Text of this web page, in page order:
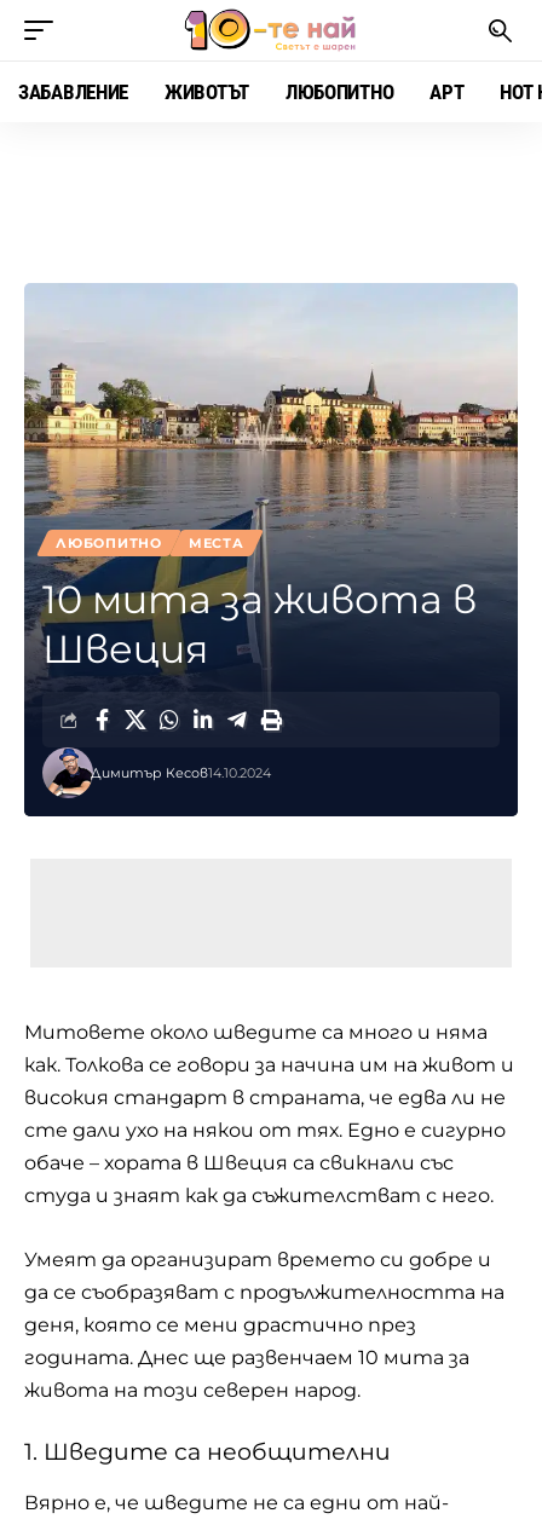
ЗАБАВЛЕНИЕ ЖИВОТЪТ ЛЮБОПИТНО АРТ HOT
ЛЮБОПИТНО МЕСТА
10 мита за живота в
Швеция
Димитър Кесов14.10.2024
Митовете около шведите са много и няма
как. Толкова се говори за начина им на живот и
високия стандарт в страната, че едва ли не
сте дали ухо на някои от тях. Едно е сигурно
обаче – хората в Швеция са свикнали със
студа и знаят как да съжителстват с него.
Умеят да организират времето си добре и
да се съобразяват с продължителността на
деня, която се мени драстично през
годината. Днес ще развенчаем 10 мита за
живота на този северен народ.
1. Шведите са необщителни
Вярно е, че шведите не са едни от най-